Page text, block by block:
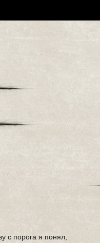
с порога я понял,